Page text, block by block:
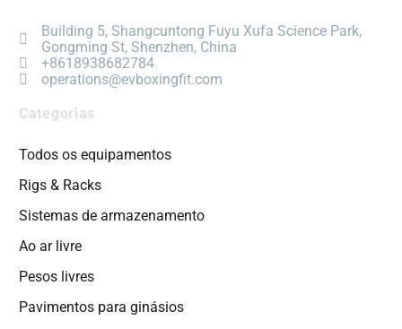
Building 5, Shangcuntong Fuyu Xufa Science Park,
Gongming St, Shenzhen, China
+8618938682784
operations@evboxingfit.com
Categorias
Todos os equipamentos
Rigs & Racks
Sistemas de armazenamento
Ao ar livre
Pesos livres
Pavimentos para ginásios